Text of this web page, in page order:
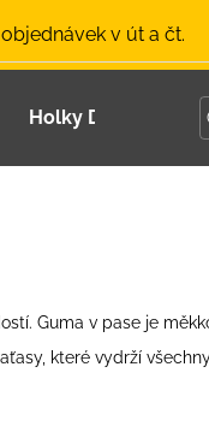
v út a čt.
Holky Dupeťačky
Guma v pase je
které vydrží